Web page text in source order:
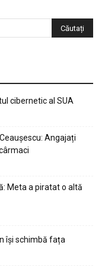
cibernetic al SUA
Angajați
Meta a piratat o altă
își schimbă fața